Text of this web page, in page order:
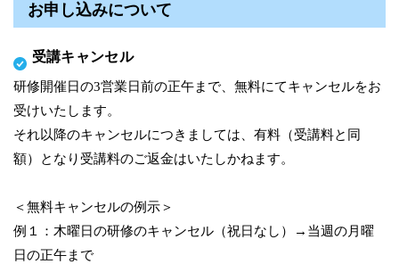
お申し込みについて
受講キャンセル
研修開催日の3営業日前の正午まで、無料にてキャンセルをお
受けいたします。
それ以降のキャンセルにつきましては、有料（受講料と同
額）となり受講料のご返金はいたしかねます。
＜無料キャンセルの例示＞
例１：木曜日の研修のキャンセル（祝日なし）→当週の月曜
日の正午まで